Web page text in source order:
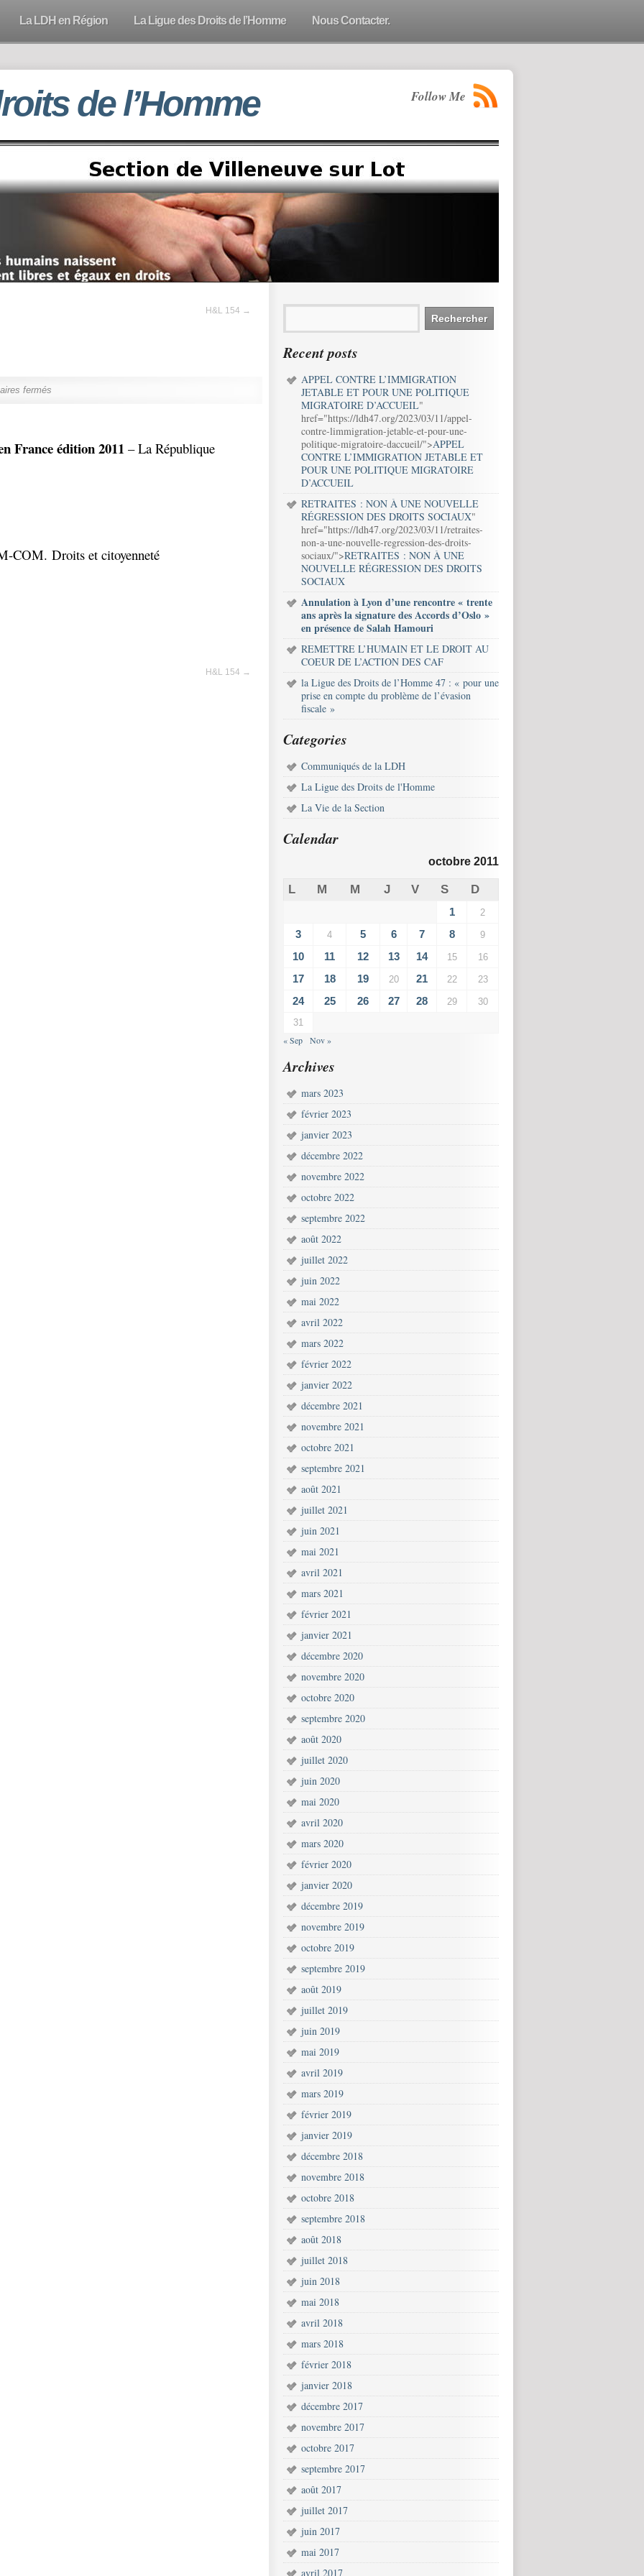
La LDH en Région La Ligue des Droits de l’Homme Nous Contacter.
de l’Homme Follow Me
H&L 154 →
fermés
France édition 2011– La République
COM. Droits et citoyenneté
H&L 154 →
Recent posts
APPEL CONTRE L’IMMIGRATION
JETABLE ET POUR UNE POLITIQUE
MIGRATOIRE D’ACCUEIL"
href="https://ldh47.org/2023/03/11/appel-
contre-limmigration-jetable-et-pour-une-
politique-migratoire-daccueil/">APPEL
CONTRE L’IMMIGRATION JETABLE ET
POUR UNE POLITIQUE MIGRATOIRE
D’ACCUEIL
RETRAITES : NON À UNE NOUVELLE
RÉGRESSION DES DROITS SOCIAUX"
href="https://ldh47.org/2023/03/11/retraites-
non-a-une-nouvelle-regression-des-droits-
sociaux/">RETRAITES : NON À UNE
NOUVELLE RÉGRESSION DES DROITS
SOCIAUX
Annulation à Lyon d’une rencontre « trente
ans après la signature des Accords d’Oslo »
en présence de Salah Hamouri
REMETTRE L’HUMAIN ET LE DROIT AU
COEUR DE L’ACTION DES CAF
la Ligue des Droits de l’Homme 47 : « pour une
prise en compte du problème de l’évasion
fiscale »
Categories
Communiqués de la LDH
La Ligue des Droits de l'Homme
La Vie de la Section
Calendar
octobre 2011
L M M J V S D
1 2
3 4 5 6 7 8 9
10 11 12 13 14 15 16
17 18 19 20 21 22 23
24 25 26 27 28 29
30
31
« Sep Nov »
Archives
mars 2023
février 2023
janvier 2023
décembre 2022
novembre 2022
octobre 2022
septembre 2022
août 2022
juillet 2022
juin 2022
mai 2022
avril 2022
mars 2022
février 2022
janvier 2022
décembre 2021
novembre 2021
octobre 2021
septembre 2021
août 2021
juillet 2021
juin 2021
mai 2021
avril 2021
mars 2021
février 2021
janvier 2021
décembre 2020
novembre 2020
octobre 2020
septembre 2020
août 2020
juillet 2020
juin 2020
mai 2020
avril 2020
mars 2020
février 2020
janvier 2020
décembre 2019
novembre 2019
octobre 2019
septembre 2019
août 2019
juillet 2019
juin 2019
mai 2019
avril 2019
mars 2019
février 2019
janvier 2019
décembre 2018
novembre 2018
octobre 2018
septembre 2018
août 2018
juillet 2018
juin 2018
mai 2018
avril 2018
mars 2018
février 2018
janvier 2018
décembre 2017
novembre 2017
octobre 2017
septembre 2017
août 2017
juillet 2017
juin 2017
mai 2017
avril 2017